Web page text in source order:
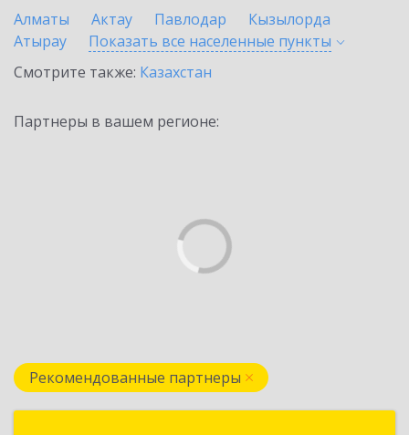
Алматы
Актау Павлодар
Кызылорда
Атырау
Показать все населенные пункты
Смотрите также: Казахстан
Партнеры в вашем регионе:
Рекомендованные партнеры